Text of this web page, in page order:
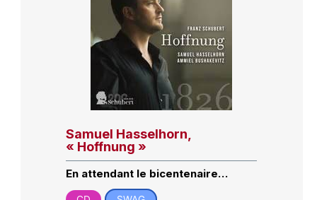
Samuel Hasselhorn,
« Hoffnung »
En attendant le bicentenaire…